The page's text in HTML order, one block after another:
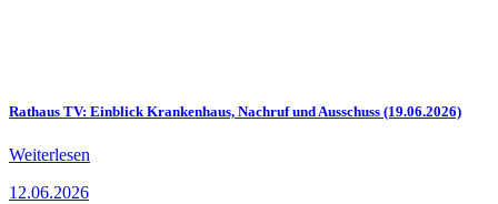
Rathaus TV: Einblick Krankenhaus, Nachruf und Ausschuss (19.06.2026)
Weiterlesen
12.06.2026